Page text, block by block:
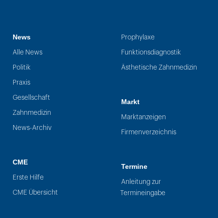
News
Alle News
Politik
Praxis
Gesellschaft
Zahnmedizin
News-Archiv
CME
Erste Hilfe
CME Übersicht
Prophylaxe
Funktionsdiagnostik
Ästhetische Zahnmedizin
Markt
Marktanzeigen
Firmenverzeichnis
Termine
Anleitung zur
Termineingabe